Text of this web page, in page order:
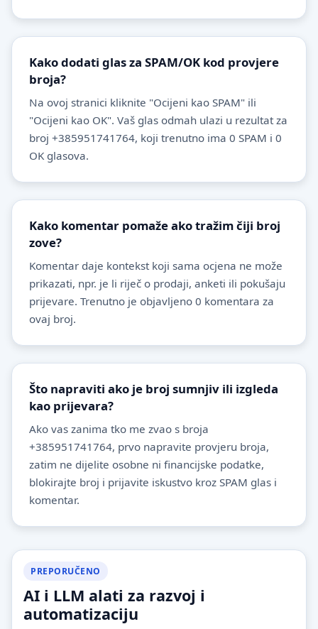
Kako dodati glas za SPAM/OK kod provjere
broja?
Na ovoj stranici kliknite "Ocijeni kao SPAM" ili
"Ocijeni kao OK". Vaš glas odmah ulazi u rezultat za
broj +385951741764, koji trenutno ima 0 SPAM i 0
OK glasova.
Kako komentar pomaže ako tražim čiji broj
zove?
Komentar daje kontekst koji sama ocjena ne može
prikazati, npr. je li riječ o prodaji, anketi ili pokušaju
prijevare. Trenutno je objavljeno 0 komentara za
ovaj broj.
Što napraviti ako je broj sumnjiv ili izgleda
kao prijevara?
Ako vas zanima tko me zvao s broja
+385951741764, prvo napravite provjeru broja,
zatim ne dijelite osobne ni financijske podatke,
blokirajte broj i prijavite iskustvo kroz SPAM glas i
komentar.
PREPORUČENO
AI i LLM alati za razvoj i
automatizaciju